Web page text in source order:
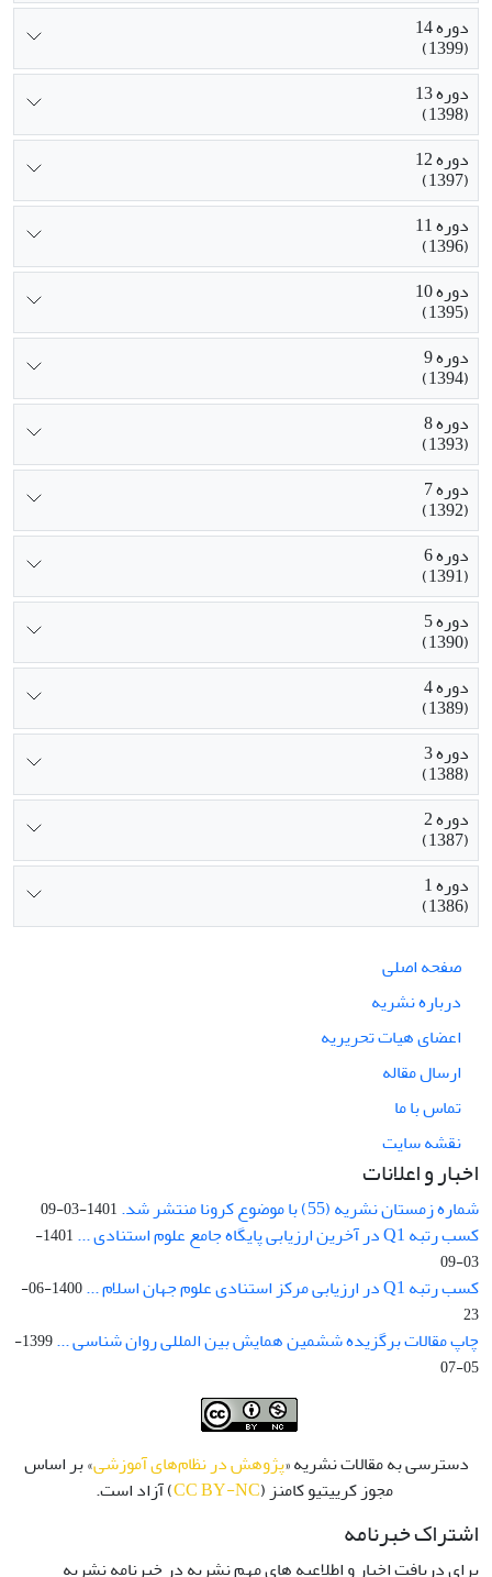
دوره 14
(1399)
دوره 13
(1398)
دوره 12
(1397)
دوره 11
(1396)
دوره 10
(1395)
دوره 9
(1394)
دوره 8
(1393)
دوره 7
(1392)
دوره 6
(1391)
دوره 5
(1390)
دوره 4
(1389)
دوره 3
(1388)
دوره 2
(1387)
دوره 1
(1386)
صفحه اصلی
درباره نشریه
اعضای هیات تحریریه
ارسال مقاله
تماس با ما
نقشه سایت
اخبار و اعلانات
شماره زمستان نشریه (55) با موضوع کرونا منتشر شد. 1401-03-09
کسب رتبه Q1 در آخرین ارزیابی پایگاه جامع علوم استنادی ...
1401-
03-09
کسب رتبه Q1 در ارزیابی مرکز استنادی علوم جهان اسلام ...
1400-06-
23
چاپ مقالات برگزیده ششمین همایش بین المللی روان شناسی ...
1399-
05-07
دسترسی به مقالات نشریه «پژوهش در نظام‌های آموزشی» بر اساس
مجوز کرییتیو کامنز (CC BY-NC) آزاد است.
اشتراک خبرنامه
برای دریافت اخبار و اطلاعیه های مهم نشریه در خبرنامه نشریه